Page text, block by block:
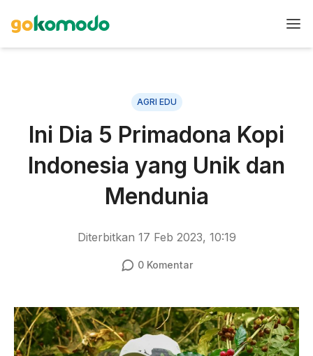
AGRI EDU
Ini Dia 5 Primadona Kopi
Indonesia yang Unik dan
Mendunia
Diterbitkan 17 Feb 2023, 10:19
0Komentar